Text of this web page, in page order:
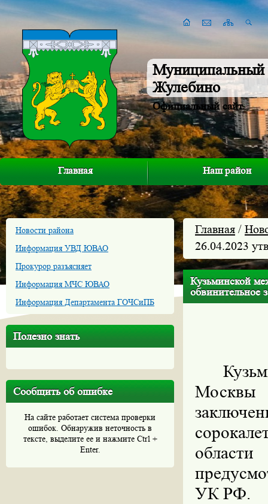
Муниципальный
Жулебино
Официальный сайт
Главная Наш район
Новости района
Информация УВД ЮВАО
Прокурор разъясняет
Информация МЧС ЮВАО
Информация Департамента ГОЧСиПБ
Полезно знать
Сообщить об ошибке
На сайте работает система проверки
ошибок. Обнаружив неточность в
тексте, выделите ее и нажмите Ctrl +
Enter.
Главная /
26.04.2023
Кузьминской
обвинительное
Москвы
УК РФ.